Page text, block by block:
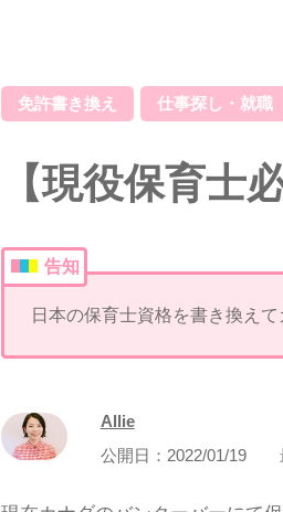
免許書き換え 仕事探し・就職
【現役保育士
告知
日本の保育士資格を書き換え
Allie
公開日： 2022/01/19